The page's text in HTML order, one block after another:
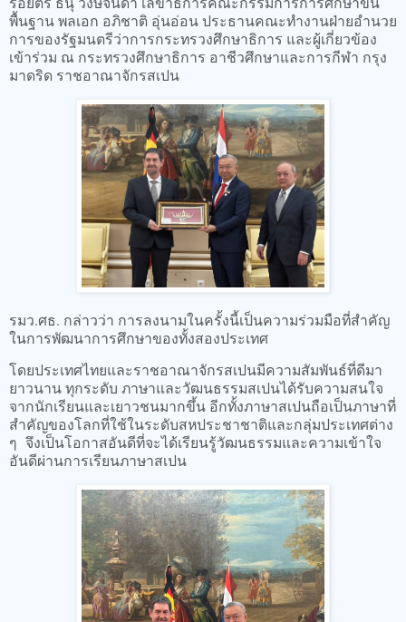
พื้นฐาน พลเอก อภิชาติ อุ่นอ่อน ประธานคณะทำงานฝ่ายอำนวย
การของรัฐมนตรีว่าการกระทรวงศึกษาธิการ และผู้เกี่ยวข้อง
เข้าร่วม ณ กระทรวงศึกษาธิการ อาชีวศึกษาและการกีฬา กรุง
มาดริด ราชอาณาจักรสเปน
รมว.ศธ. กล่าวว่า การลงนามในครั้งนี้เป็นความร่วมมือที่สำคัญ
ในการพัฒนาการศึกษาของทั้งสองประเทศ
โดยประเทศไทยและราชอาณาจักรสเปนมีความสัมพันธ์ที่ดีมา
ยาวนาน ทุกระดับ ภาษาและวัฒนธรรมสเปนได้รับความสนใจ
จากนักเรียนและเยาวชนมากขึ้น อีกทั้งภาษาสเปนถือเป็นภาษาที่
สำคัญของโลกที่ใช้ในระดับสหประชาชาติและกลุ่มประเทศต่าง
ๆ จึงเป็นโอกาสอันดีที่จะได้เรียนรู้วัฒนธรรมและความเข้าใจ
อันดีผ่านการเรียนภาษาสเปน